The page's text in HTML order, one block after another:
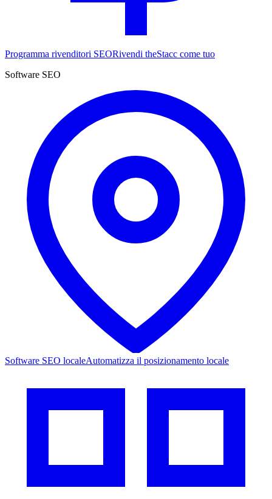
Programma rivenditori SEORivendi theStacc come tuo
Software SEO
Software SEO localeAutomatizza il posizionamento locale